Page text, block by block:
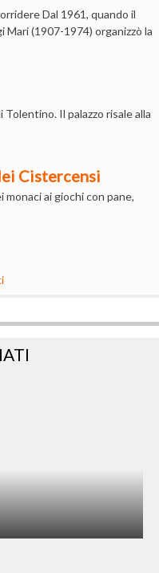
Dal 1961, quando il
(1907-1974) organizzò la
Il palazzo risale alla
Cistercensi
ai giochi con pane,